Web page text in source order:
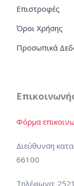
Επιστροφές
Όροι Χρήσης
Προσωπικά
Φόρμα
Διεύθυνση
66100
Τηλέφωνα: